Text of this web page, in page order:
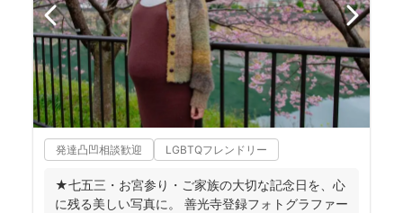
発達凸凹相談歓迎 LGBTQフレンドリー
★七五三・お宮参り・ご家族の大切な記念日を、心
に残る美しい写真に。 善光寺登録フォトグラファー